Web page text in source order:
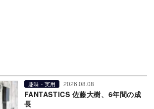
趣味・実用 2026.08.08
FANTASTICS 佐藤大樹、6年間の成
長